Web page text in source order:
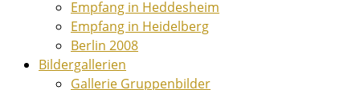
Empfang in Heddesheim
Empfang in Heidelberg
Berlin 2008
Bildergallerien
Gallerie Gruppenbilder